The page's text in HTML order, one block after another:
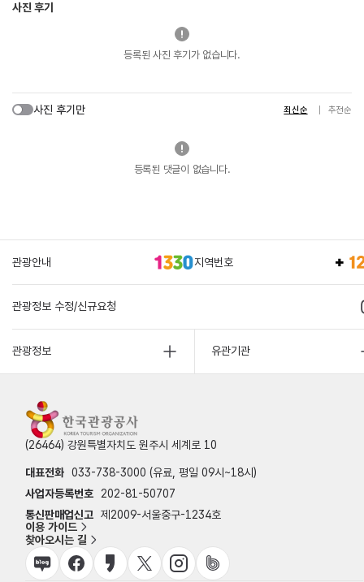
사진 후기
등록된 사진 후기가 없습니다.
사진 후기만 최신순 추천순
등록된 댓글이 없습니다.
관광안내 지역번호
관광정보 수정/신규요청
관광정보 유관기관
(26464) 강원특별자치도 원주시 세계로 10
대표전화 033-738-3000 (유료, 평일 09시~18시)
사업자등록번호
202-81-50707
통신판매업신고 제2009-서울중구-1234호
이용 가이드
찾아오시는 길